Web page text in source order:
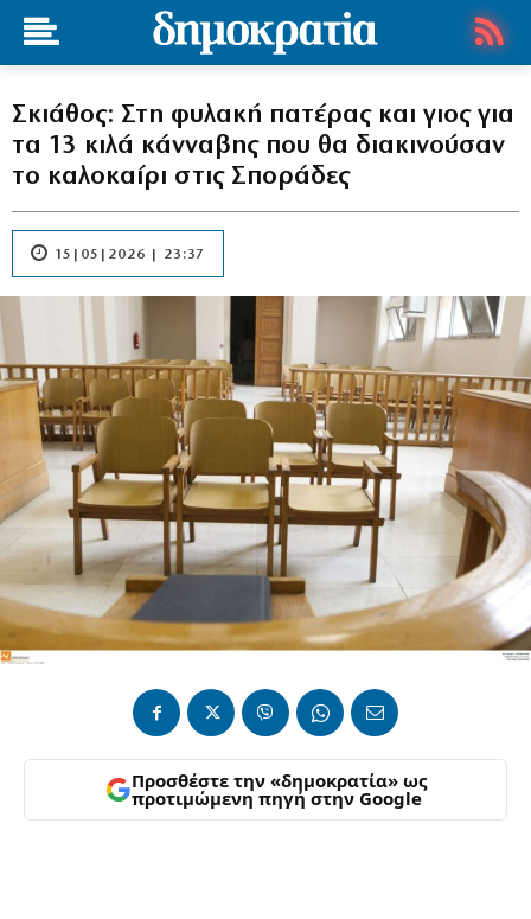
Σκιάθος: Στη φυλακή πατέρας και γιος για
τα 13 κιλά κάνναβης που θα διακινούσαν
το καλοκαίρι στις Σποράδες
15|05|2026 | 23:37
Προσθέστε την «δημοκρατία» ως
προτιμώμενη πηγή στην Google